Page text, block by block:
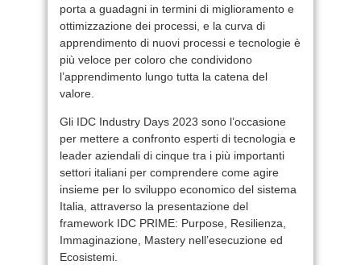
porta a guadagni in termini di miglioramento e
ottimizzazione dei processi, e la curva di
apprendimento di nuovi processi e tecnologie è
più veloce per coloro che condividono
l’apprendimento lungo tutta la catena del
valore.
Gli IDC Industry Days 2023 sono l’occasione
per mettere a confronto esperti di tecnologia e
leader aziendali di cinque tra i più importanti
settori italiani per comprendere come agire
insieme per lo sviluppo economico del sistema
Italia, attraverso la presentazione del
framework IDC PRIME: Purpose, Resilienza,
Immaginazione, Mastery nell’esecuzione ed
Ecosistemi.